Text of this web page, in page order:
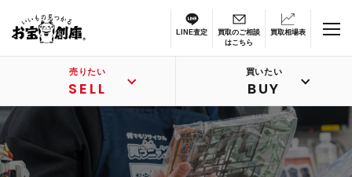
LINE査定
買取のご相談
はこちら
買取相場表
売りたい
SELL
買いたい
BUY